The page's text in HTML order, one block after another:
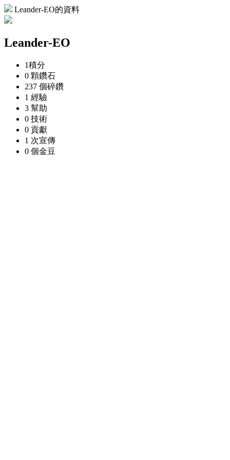
Leander-EO的資料
Leander-EO
1積分
0 顆鑽石
237 個碎鑽
1 經驗
3 幫助
0 技術
0 貢獻
1 次宣傳
0 個金豆